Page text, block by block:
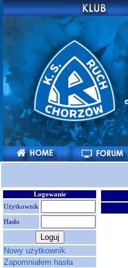
Logowanie
Użytkownik
Hasło
Nowy użytkownik
Zapomniałem hasła